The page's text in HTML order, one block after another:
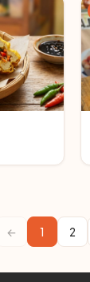
← 1 2